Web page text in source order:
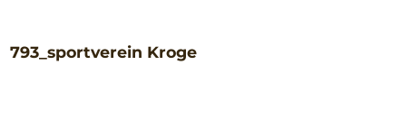
793_sportverein Kroge